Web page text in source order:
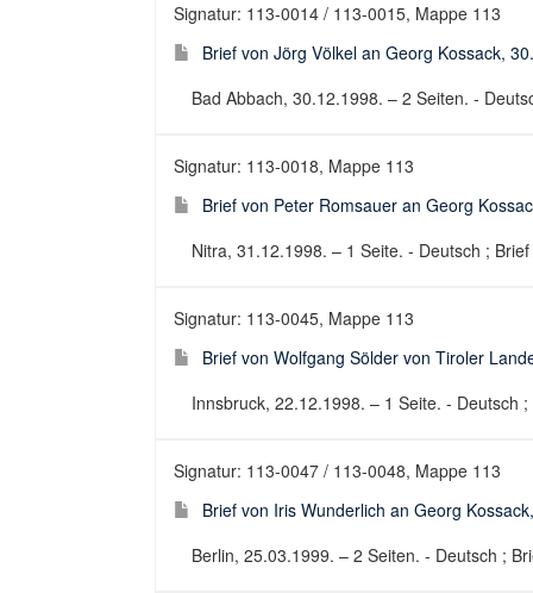
Signatur: 113-0014 / 113-0015, Mappe 113
Brief von Jörg Völkel an Georg Kossack,
Bad Abbach, 30.12.1998. – 2 Seiten. -
Signatur: 113-0018, Mappe 113
Brief von Peter Romsauer an Georg
Nitra, 31.12.1998. – 1 Seite. - Deutsch ;
Signatur: 113-0045, Mappe 113
Brief von Wolfgang Sölder von Tiroler
Innsbruck, 22.12.1998. – 1 Seite. - Deutsch
Signatur: 113-0047 / 113-0048, Mappe 113
Brief von Iris Wunderlich an Georg
Berlin, 25.03.1999. – 2 Seiten. - Deutsch ;